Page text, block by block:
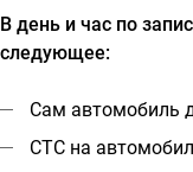
В день и час по
следующее:
Сам автомобиль
СТС на